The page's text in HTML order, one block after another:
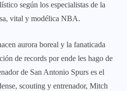
según los especialistas de la
vital y modélica NBA.
aurora boreal y la fanaticada
de records por ende les hago de
de San Antonio Spurs es el
scouting y entrenador, Mitch